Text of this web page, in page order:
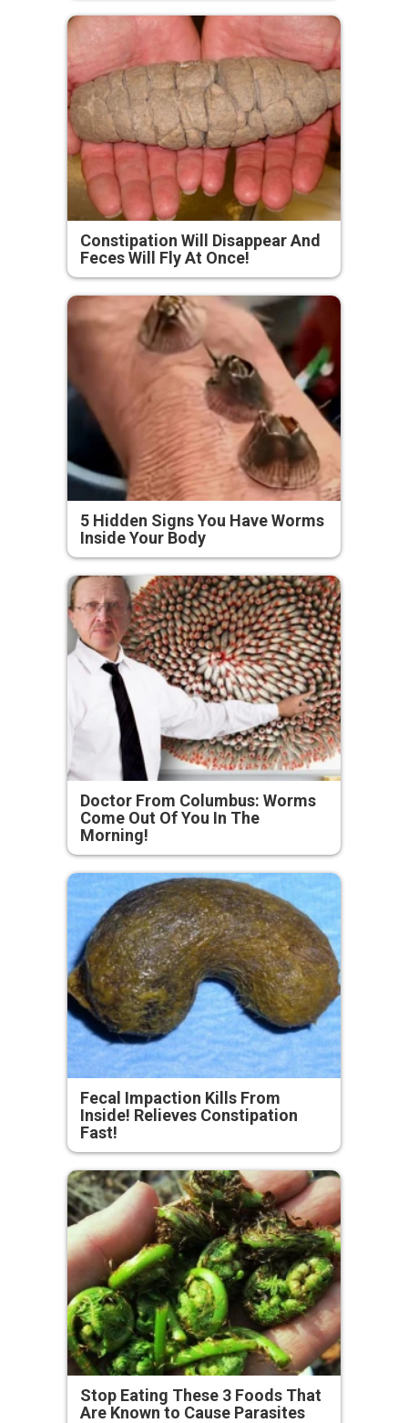
Constipation Will Disappear And
Feces Will Fly At Once!
5 Hidden Signs You Have Worms
Inside Your Body
Doctor From Columbus: Worms
Come Out Of You In The
Morning!
Fecal Impaction Kills From
Inside! Relieves Constipation
Fast!
Stop Eating These 3 Foods That
Are Known to Cause Parasites